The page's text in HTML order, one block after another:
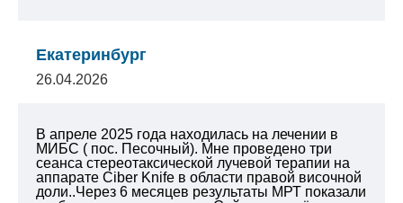
Екатеринбург
26.04.2026
В апреле 2025 года находилась на лечении в
МИБС ( пос. Песочный). Мне проведено три
сеанса стереотаксической лучевой терапии на
аппарате Ciber Knife в области правой височной
доли..Через 6 месяцев результаты МРТ показали